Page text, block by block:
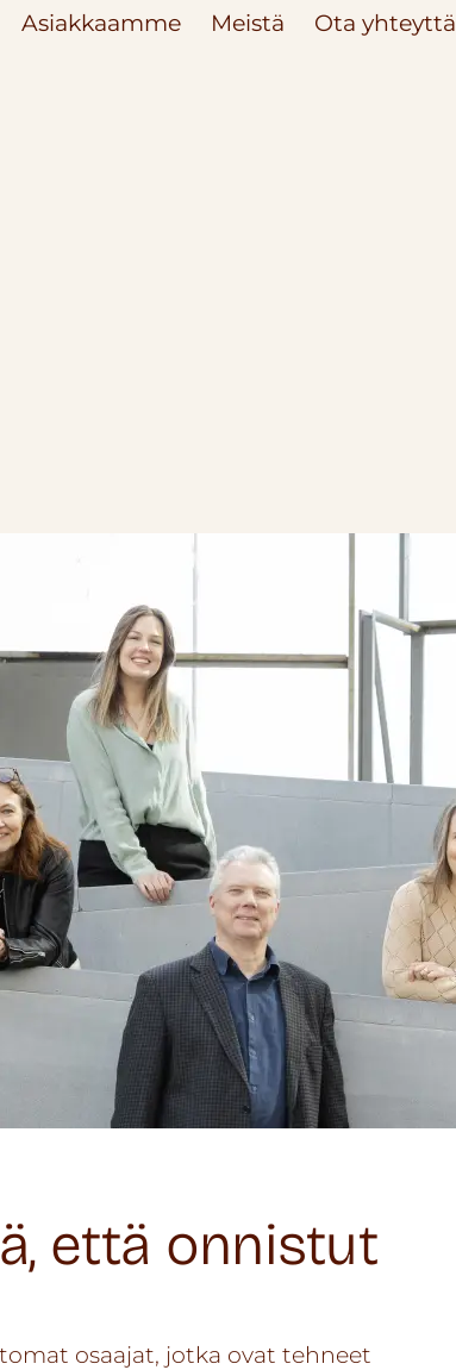
Asiakkaamme Meistä Ota yhteyttä
että onnistut
osaajat, jotka ovat tehneet